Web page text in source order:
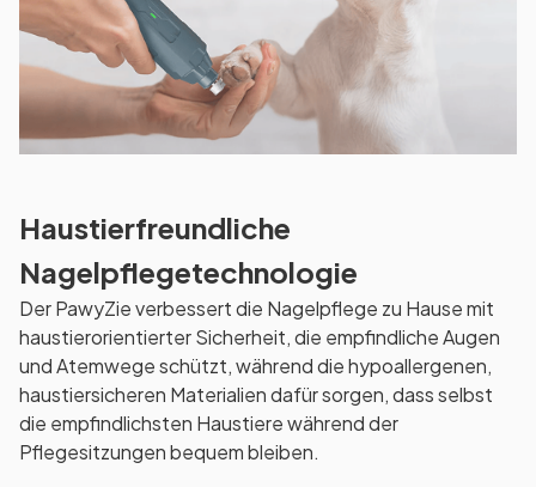
Haustierfreundliche
Nagelpflegetechnologie
Der PawyZie verbessert die Nagelpflege zu Hause mit
haustierorientierter Sicherheit, die empfindliche Augen
und Atemwege schützt, während die hypoallergenen,
haustiersicheren Materialien dafür sorgen, dass selbst
die empfindlichsten Haustiere während der
Pflegesitzungen bequem bleiben.